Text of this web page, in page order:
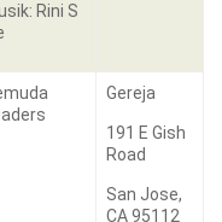
Rini S
Gereja
191 E Gish
Road
San Jose,
CA 95112